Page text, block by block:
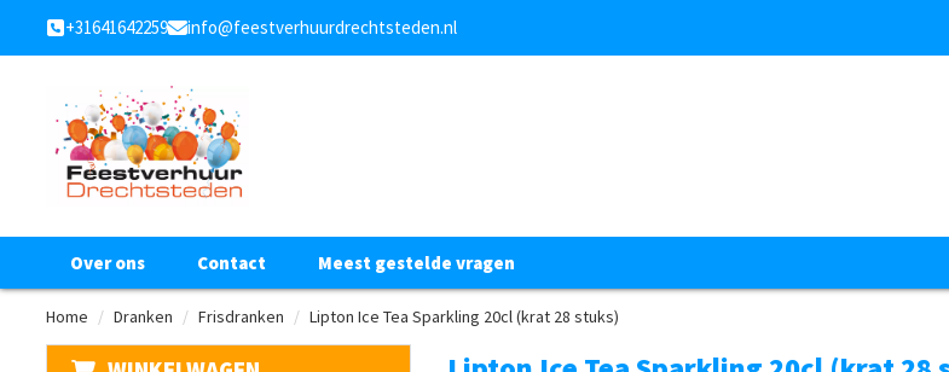
+31641642259 info@feestverhuurdrechtsteden.nl
Over ons Contact Meest gestelde vragen
Home Dranken Frisdranken Lipton Ice Tea Sparkling 20cl (krat 28 stuks)